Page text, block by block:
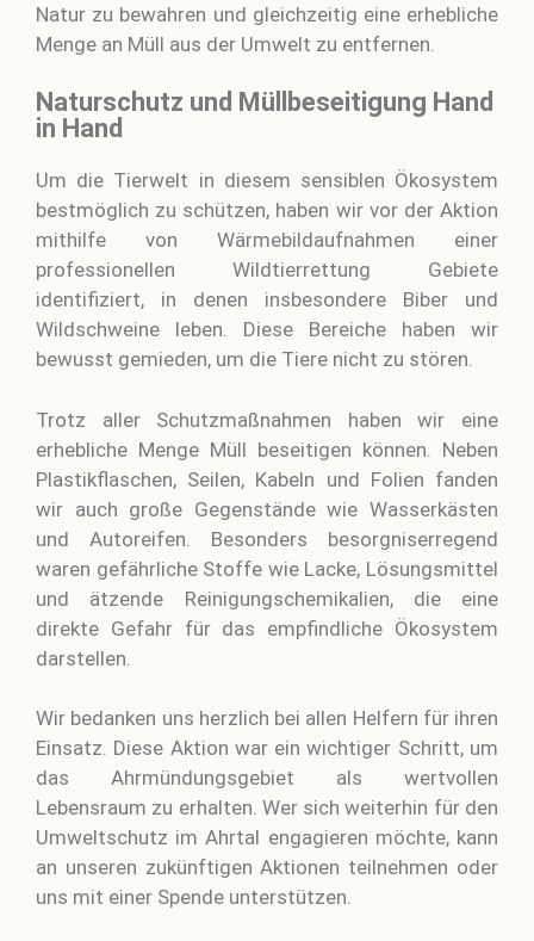
Natur zu bewahren und gleichzeitig eine erhebliche
Menge an Müll aus der Umwelt zu entfernen.
Naturschutz und Müllbeseitigung Hand
in Hand
Um die Tierwelt in diesem sensiblen Ökosystem
bestmöglich zu schützen, haben wir vor der Aktion
mithilfe von Wärmebildaufnahmen einer
professionellen Wildtierrettung Gebiete
identifiziert, in denen insbesondere Biber und
Wildschweine leben. Diese Bereiche haben wir
bewusst gemieden, um die Tiere nicht zu stören.
Trotz aller Schutzmaßnahmen haben wir eine
erhebliche Menge Müll beseitigen können. Neben
Plastikflaschen, Seilen, Kabeln und Folien fanden
wir auch große Gegenstände wie Wasserkästen
und Autoreifen. Besonders besorgniserregend
waren gefährliche Stoffe wie Lacke, Lösungsmittel
und ätzende Reinigungschemikalien, die eine
direkte Gefahr für das empfindliche Ökosystem
darstellen.
Wir bedanken uns herzlich bei allen Helfern für ihren
Einsatz. Diese Aktion war ein wichtiger Schritt, um
das Ahrmündungsgebiet als wertvollen
Lebensraum zu erhalten. Wer sich weiterhin für den
Umweltschutz im Ahrtal engagieren möchte, kann
an unseren zukünftigen Aktionen teilnehmen oder
uns mit einer Spende unterstützen.